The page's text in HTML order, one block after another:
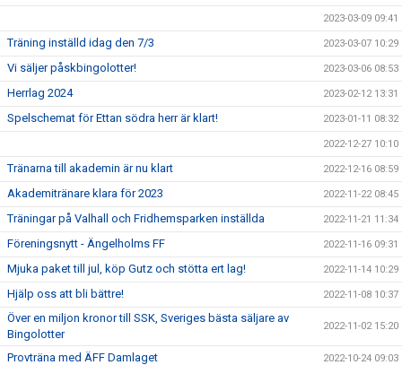
2023-03-09 09:41
Träning inställd idag den 7/3 2023-03-07 10:29
Vi säljer påskbingolotter! 2023-03-06 08:53
Herrlag 2024 2023-02-12 13:31
Spelschemat för Ettan södra herr är klart! 2023-01-11 08:32
2022-12-27 10:10
Tränarna till akademin är nu klart 2022-12-16 08:59
Akademitränare klara för 2023 2022-11-22 08:45
Träningar på Valhall och Fridhemsparken inställda 2022-11-21 11:34
Föreningsnytt - Ängelholms FF 2022-11-16 09:31
Mjuka paket till jul, köp Gutz och stötta ert lag! 2022-11-14 10:29
Hjälp oss att bli bättre! 2022-11-08 10:37
Över en miljon kronor till SSK, Sveriges bästa säljare av
Bingolotter
2022-11-02 15:20
Provträna med ÄFF Damlaget 2022-10-24 09:03